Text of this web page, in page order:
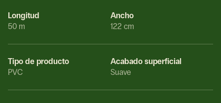
Longitud
50 m
Ancho
122 cm
Tipo de producto
PVC
Acabado superficial
Suave